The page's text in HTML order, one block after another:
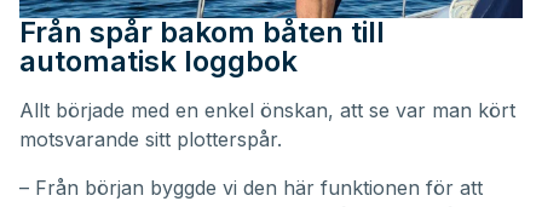
Från spår bakom båten till
automatisk loggbok
Allt började med en enkel önskan, att se var man kört
motsvarande sitt plotterspår.
– Från början byggde vi den här funktionen för att